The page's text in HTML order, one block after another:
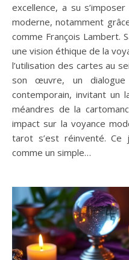
excellence, a su
moderne, notamment
comme François Lambert.
une vision éthique de la
l’utilisation des cartes au
son œuvre, un
contemporain, invitant un
méandres de la
impact sur la voyance
tarot s’est réinventé.
comme un simple…